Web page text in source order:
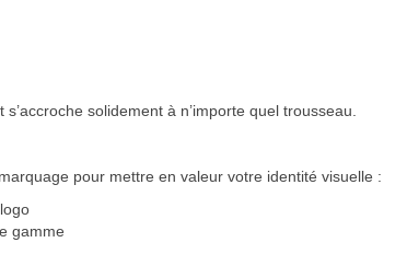
solidement à n’importe quel trousseau.
pour mettre en valeur votre identité visuelle :
gamme